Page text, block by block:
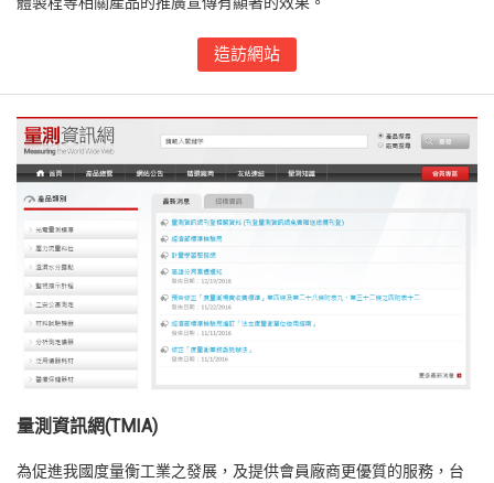
造訪網站
量測資訊網(TMIA)
為促進我國度量衡工業之發展，及提供會員廠商更優質的服務，台